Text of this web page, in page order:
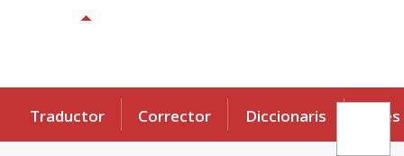
Traductor Corrector Diccionaris Eines